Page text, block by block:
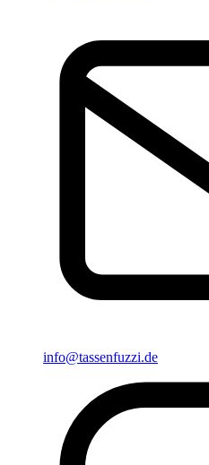
info@tassenfuzzi.de